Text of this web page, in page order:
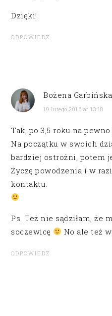
Dzięki!
ODPOWIEDZ
Bożena Garbińska
19 lutego 2016 at 13:18
Tak, po 3,5 roku na
Na początku w swoich
bardziej ostrożni, potem
Życzę powodzenia i w
kontaktu.
Ps. Też nie sądziłam, że
soczewicę
No ale też
ODPOWIEDZ